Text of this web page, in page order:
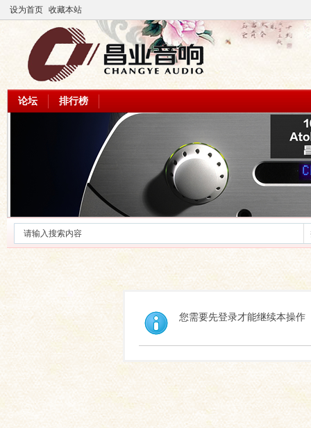
设为首页 收藏本站
论坛 排行榜
您需要先登录才能继续本操作